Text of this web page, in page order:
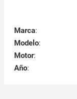
Marca:
Modelo:
Motor:
Año: